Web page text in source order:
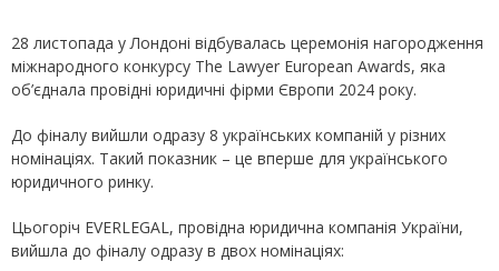
28 листопада у Лондоні відбувалась церемонія нагородження
міжнародного конкурсу The Lawyer European Awards, яка
об’єднала провідні юридичні фірми Європи 2024 року.
До фіналу вийшли одразу 8 українських компаній у різних
номінаціях. Такий показник – це вперше для українського
юридичного ринку.
Цьогоріч EVERLEGAL, провідна юридична компанія України,
вийшла до фіналу одразу в двох номінаціях: